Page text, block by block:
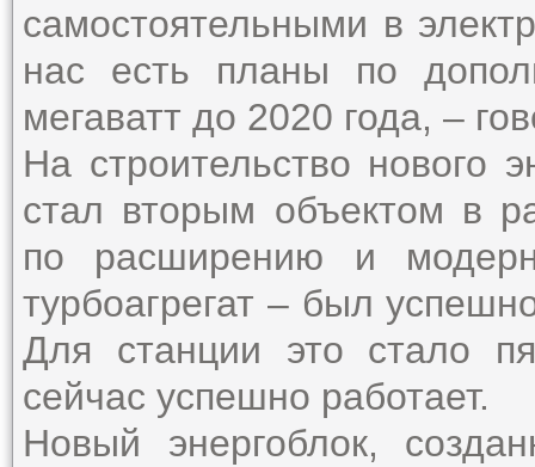
самостоятельными в
нас есть планы по
мегаватт до 2020 года, –
На строительство нового
стал вторым объектом в
по расширению и
турбоагрегат – был
Для станции это стало
сейчас успешно работает.
Новый энергоблок,